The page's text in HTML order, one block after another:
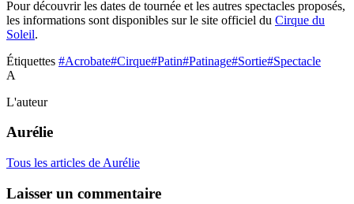
Pour découvrir les dates de tournée et les autres spectacles proposés,
les informations sont disponibles sur le site officiel du Cirque du
Soleil.
Étiquettes #Acrobate#Cirque#Patin#Patinage#Sortie#Spectacle
A
L'auteur
Aurélie
Tous les articles de Aurélie
Laisser un commentaire